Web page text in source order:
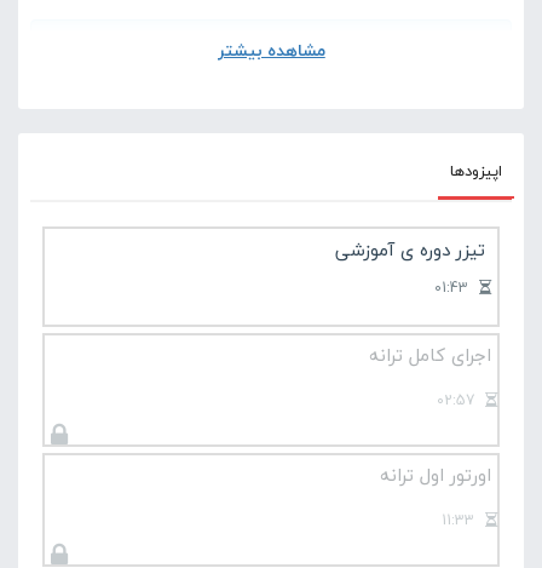
در صورتی که این آموزش برای شما سخت است پیشنهاد می
مشاهده بیشتر
اپیزودها
تیزر دوره ی آموزشی
اجرای کامل ترانه
اورتور اول ترانه